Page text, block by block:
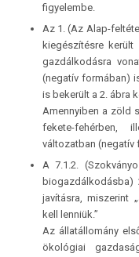
figyelembe.
Az 1. (Az Alap-
kiegészítésre
gazdálkodásra
(negatív formában)
is bekerült a 2. ábra
Amennyiben a zöld
fekete-fehérben,
változatban (negatív
A 7.1.2.
javításra, miszerint
kell lenniük.”
Az állatállomány
ökológiai